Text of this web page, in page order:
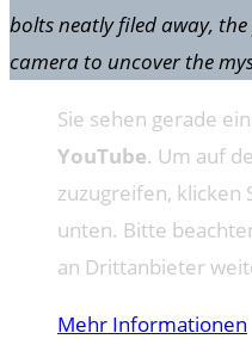
bolts neatly filed away,
camera to uncover the
Sie sehen gerade
YouTube. Um auf
zuzugreifen, klicken
unten. Bitte
an Drittanbieter
Mehr Informationen